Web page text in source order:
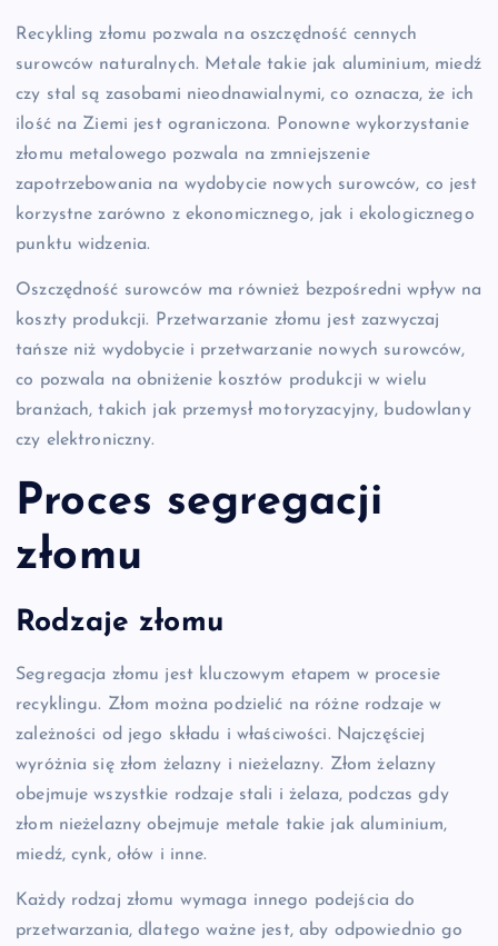
Recykling złomu pozwala na oszczędność cennych
surowców naturalnych. Metale takie jak aluminium, miedź
czy stal są zasobami nieodnawialnymi, co oznacza, że ich
ilość na Ziemi jest ograniczona. Ponowne wykorzystanie
złomu metalowego pozwala na zmniejszenie
zapotrzebowania na wydobycie nowych surowców, co jest
korzystne zarówno z ekonomicznego, jak i ekologicznego
punktu widzenia.
Oszczędność surowców ma również bezpośredni wpływ na
koszty produkcji. Przetwarzanie złomu jest zazwyczaj
tańsze niż wydobycie i przetwarzanie nowych surowców,
co pozwala na obniżenie kosztów produkcji w wielu
branżach, takich jak przemysł motoryzacyjny, budowlany
czy elektroniczny.
Proces segregacji
złomu
Rodzaje złomu
Segregacja złomu jest kluczowym etapem w procesie
recyklingu. Złom można podzielić na różne rodzaje w
zależności od jego składu i właściwości. Najczęściej
wyróżnia się złom żelazny i nieżelazny. Złom żelazny
obejmuje wszystkie rodzaje stali i żelaza, podczas gdy
złom nieżelazny obejmuje metale takie jak aluminium,
miedź, cynk, ołów i inne.
Każdy rodzaj złomu wymaga innego podejścia do
przetwarzania, dlatego ważne jest, aby odpowiednio go